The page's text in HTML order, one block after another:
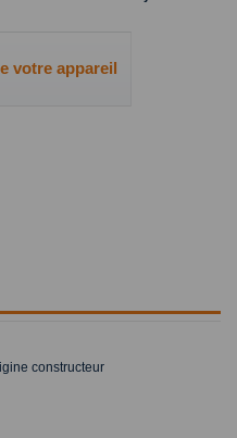
votre appareil
constructeur